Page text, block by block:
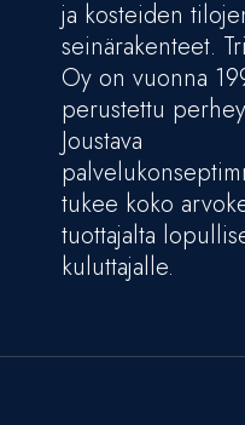
ja kosteiden
seinärakenteet.
Oy on vuonna
perustettu
Joustava
tukee koko
tuottajalta
kuluttajalle.